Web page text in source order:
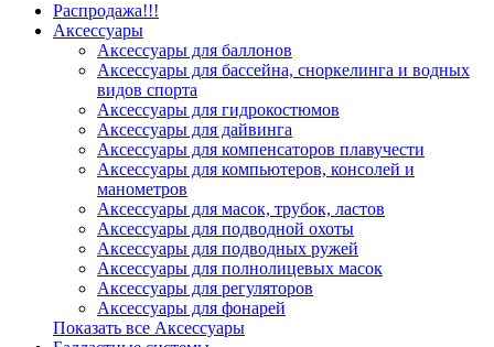
Распродажа!!!
Аксессуары
Аксессуары для баллонов
Аксессуары для бассейна, сноркелинга и водных
видов спорта
Аксессуары для гидрокостюмов
Аксессуары для дайвинга
Аксессуары для компенсаторов плавучести
Аксессуары для компьютеров, консолей и
манометров
Аксессуары для масок, трубок, ластов
Аксессуары для подводной охоты
Аксессуары для подводных ружей
Аксессуары для полнолицевых масок
Аксессуары для регуляторов
Аксессуары для фонарей
Показать все Аксессуары